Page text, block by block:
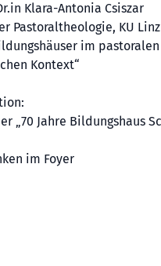
Klara-Antonia Csiszar
Pastoraltheologie, KU Linz
im pastoralen
Kontext“
„70 Jahre Bildungshaus
im Foyer